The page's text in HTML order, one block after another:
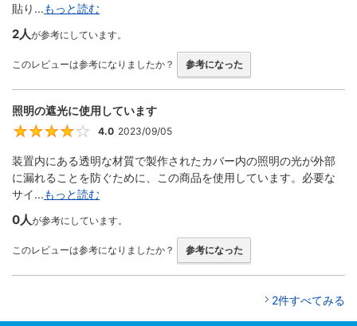
貼り...もっと読む
2人が参考にしています。
このレビューは参考になりましたか？ 参考になった
照明の遮光に使用しています
4
4.0 2023/09/05
装置内にある透明な材質で製作されたカバー内の照明の光が外部
に漏れることを防ぐために、この商品を使用しています。必要な
サイ...もっと読む
0人が参考にしています。
このレビューは参考になりましたか？ 参考になった
2件すべてみる